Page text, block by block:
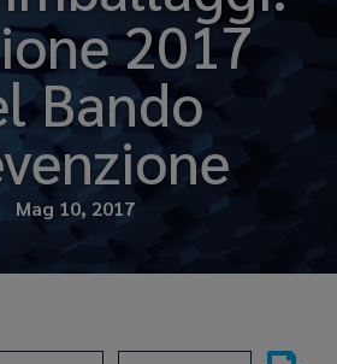
2017
Bando
Mag 10, 2017